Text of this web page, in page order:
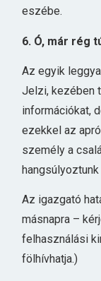
eszébe.
6. Ó, már rég
Az egyik
Jelzi, kezében
információkat,
ezekkel az
személy a
Az igazgató
másnapra –
felhasználási
fölhívhatja.)